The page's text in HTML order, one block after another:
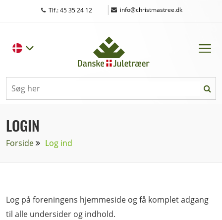
Tlf.: 45 35 24 12 | info@christmastree.dk
LOGIN
Forside Log ind
Log på foreningens hjemmeside og få komplet adgang
til alle undersider og indhold.